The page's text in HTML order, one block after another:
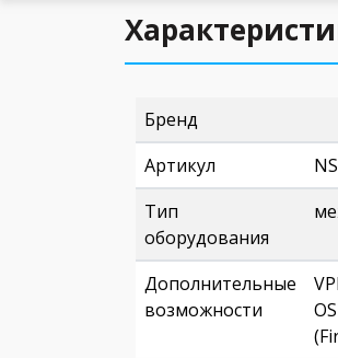
Бренд
Артикул
Тип
оборудования
Дополнительные
возможности